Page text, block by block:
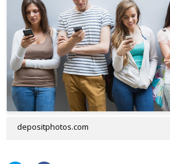
depositphotos.com